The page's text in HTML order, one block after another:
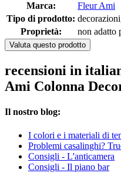
Marca:
Fleur Ami
Tipo di prodotto:
Proprietà:
non adatto
Valuta questo prodotto
recensioni in
Ami Colonna
Il nostro blog:
I colori e i materiali di
Problemi casalinghi?
Consigli - L'anticamera
Consigli - Il piano bar